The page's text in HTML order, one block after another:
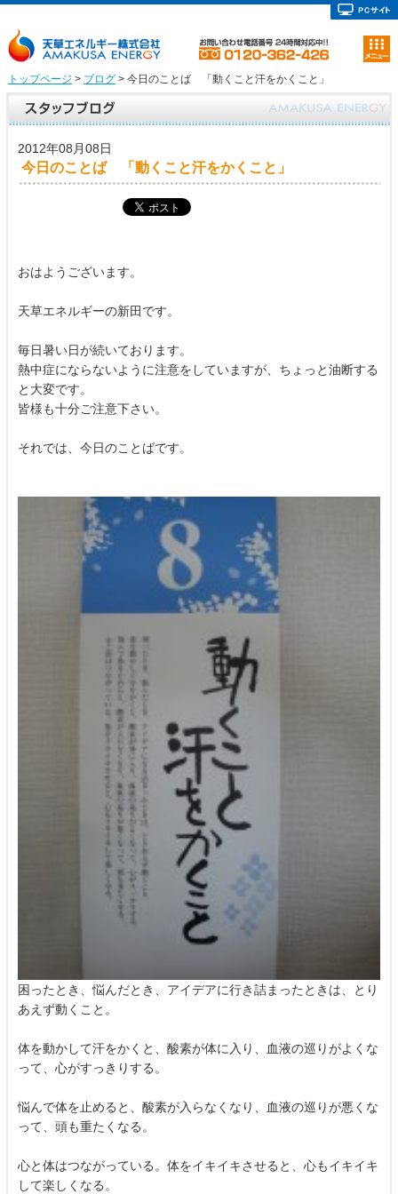
トップページ > ブログ> 今日のことば 「動くこと汗をかくこと」
2012年08月08日
今日のことば 「動くこと汗をかくこと」
おはようございます。
天草エネルギーの新田です。
毎日暑い日が続いております。
熱中症にならないように注意をしていますが、ちょっと油断する
と大変です。
皆様も十分ご注意下さい。
それでは、今日のことばです。
困ったとき、悩んだとき、アイデアに行き詰まったときは、とり
あえず動くこと。
体を動かして汗をかくと、酸素が体に入り、血液の巡りがよくな
って、心がすっきりする。
悩んで体を止めると、酸素が入らなくなり、血液の巡りが悪くな
って、頭も重たくなる。
心と体はつながっている。体をイキイキさせると、心もイキイキ
して楽しくなる。